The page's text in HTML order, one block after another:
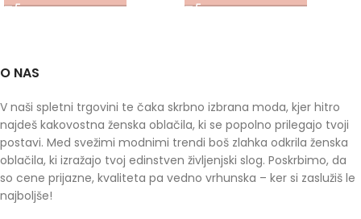
O NAS
V naši spletni trgovini te čaka skrbno izbrana moda, kjer hitro
najdeš kakovostna ženska oblačila, ki se popolno prilegajo tvoji
postavi. Med svežimi modnimi trendi boš zlahka odkrila ženska
oblačila, ki izražajo tvoj edinstven življenjski slog. Poskrbimo, da
so cene prijazne, kvaliteta pa vedno vrhunska – ker si zaslužiš le
najboljše!